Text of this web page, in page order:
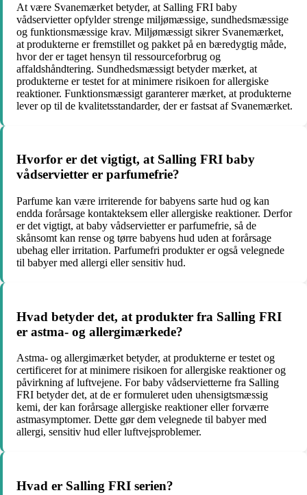
At være Svanemærket betyder, at Salling FRI baby
vådservietter opfylder strenge miljømæssige, sundhedsmæssige
og funktionsmæssige krav. Miljømæssigt sikrer Svanemærket,
at produkterne er fremstillet og pakket på en bæredygtig måde,
hvor der er taget hensyn til ressourceforbrug og
affaldshåndtering. Sundhedsmæssigt betyder mærket, at
produkterne er testet for at minimere risikoen for allergiske
reaktioner. Funktionsmæssigt garanterer mærket, at produkterne
lever op til de kvalitetsstandarder, der er fastsat af Svanemærket.
Hvorfor er det vigtigt, at Salling FRI baby
vådservietter er parfumefrie?
Parfume kan være irriterende for babyens sarte hud og kan
endda forårsage kontakteksem eller allergiske reaktioner. Derfor
er det vigtigt, at baby vådservietter er parfumefrie, så de
skånsomt kan rense og tørre babyens hud uden at forårsage
ubehag eller irritation. Parfumefri produkter er også velegnede
til babyer med allergi eller sensitiv hud.
Hvad betyder det, at produkter fra Salling FRI
er astma- og allergimærkede?
Astma- og allergimærket betyder, at produkterne er testet og
certificeret for at minimere risikoen for allergiske reaktioner og
påvirkning af luftvejene. For baby vådservietterne fra Salling
FRI betyder det, at de er formuleret uden uhensigtsmæssig
kemi, der kan forårsage allergiske reaktioner eller forværre
astmasymptomer. Dette gør dem velegnede til babyer med
allergi, sensitiv hud eller luftvejsproblemer.
Hvad er Salling FRI serien?